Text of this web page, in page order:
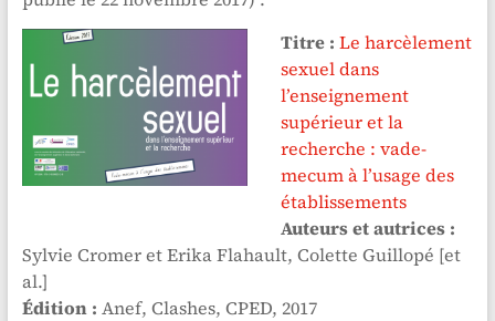
Titre : Le harcèlement
sexuel dans
l’enseignement
supérieur et la
recherche : vade-
mecum à l’usage des
établissements
Auteurs et autrices :
Sylvie Cromer et Erika Flahault, Colette Guillopé [et
al.]
Édition : Anef, Clashes, CPED, 2017